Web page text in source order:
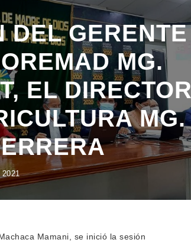
DEL GERENTE
MG.
EL DIRECTOR
MG.
2021
Mamani, se inició la sesión